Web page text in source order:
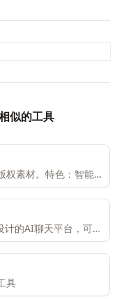
似的工具
权素材。特色：智能设
材、AI文案等
的AI聊天平台，可以
。
具